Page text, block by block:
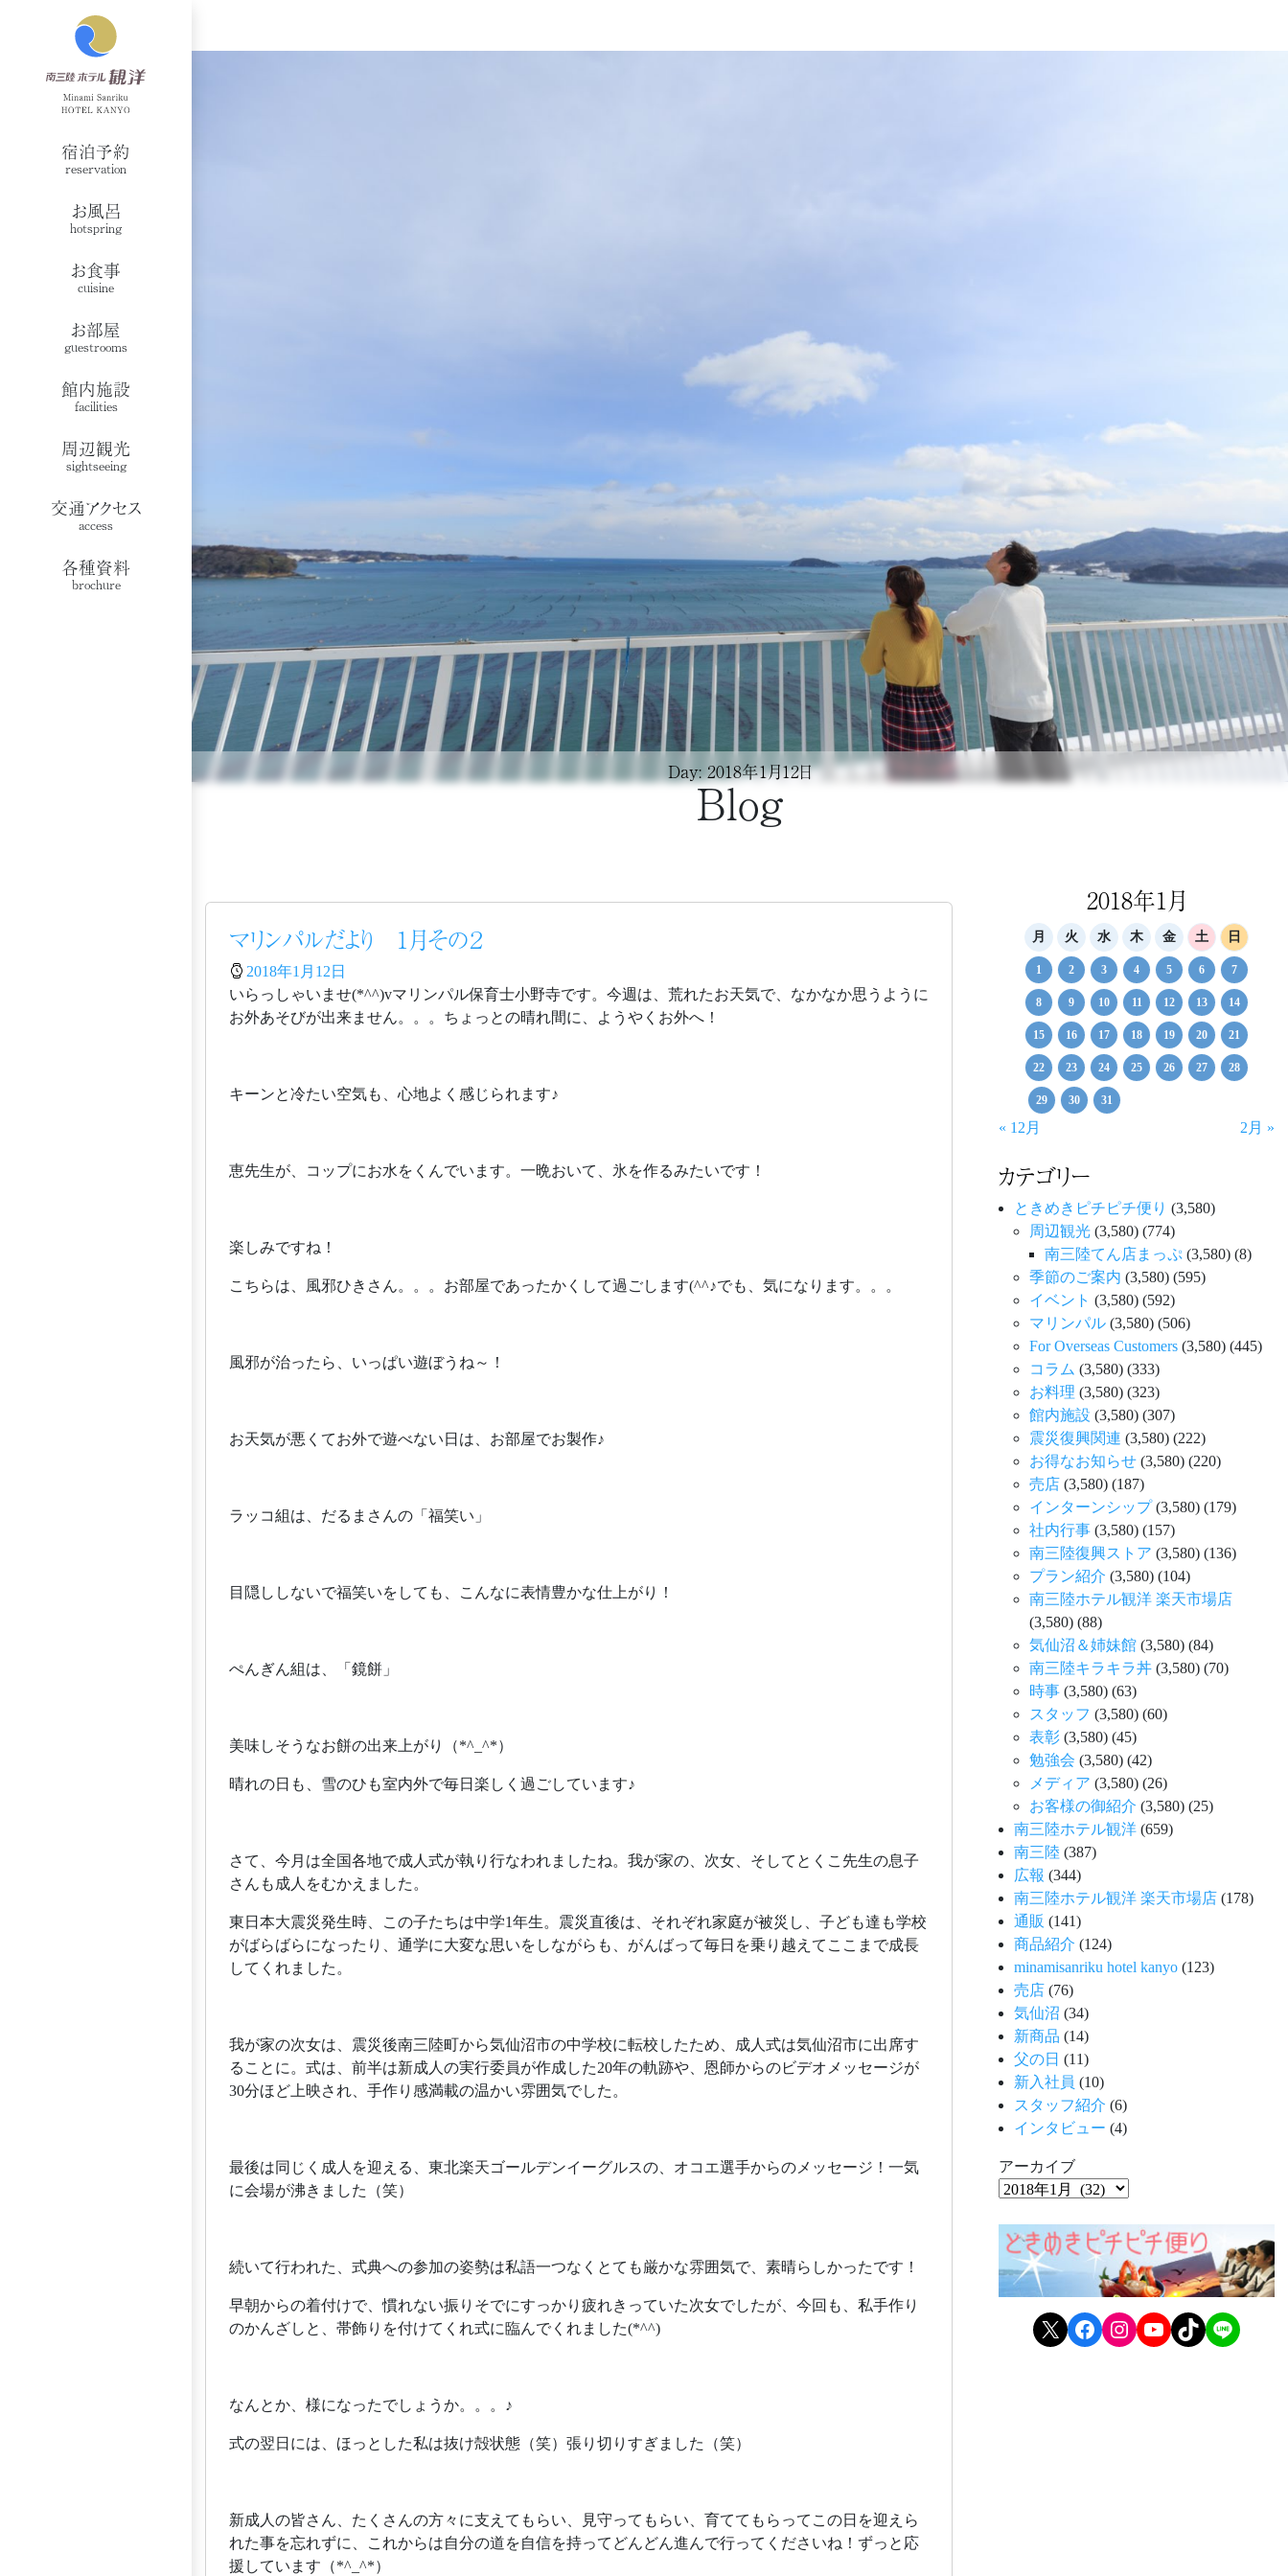
宿泊予約
reservation
お風呂
hotspring
お食事
cuisine
お部屋
guestrooms
館内施設
facilities
周辺観光
sightseeing
交通アクセス
access
各種資料
brochure
Day: 2018年1月12日
Blog
マリンパルだより 1月その２
2018年1月12日
いらっしゃいませ(*^^)vマリンパル保育士小野寺です。今週は、荒れたお天気で、なかなか思うように
お外あそびが出来ません。。。ちょっとの晴れ間に、ようやくお外へ！
キーンと冷たい空気も、心地よく感じられます♪
恵先生が、コップにお水をくんでいます。一晩おいて、氷を作るみたいです！
楽しみですね！
こちらは、風邪ひきさん。。。お部屋であったかくして過ごします(^^♪でも、気になります。。。
風邪が治ったら、いっぱい遊ぼうね～！
お天気が悪くてお外で遊べない日は、お部屋でお製作♪
ラッコ組は、だるまさんの「福笑い」
目隠ししないで福笑いをしても、こんなに表情豊かな仕上がり！
ぺんぎん組は、「鏡餅」
美味しそうなお餅の出来上がり（*^_^*）
晴れの日も、雪のひも室内外で毎日楽しく過ごしています♪
さて、今月は全国各地で成人式が執り行なわれましたね。我が家の、次女、そしてとくこ先生の息子
さんも成人をむかえました。
東日本大震災発生時、この子たちは中学1年生。震災直後は、それぞれ家庭が被災し、子ども達も学校
がばらばらになったり、通学に大変な思いをしながらも、がんばって毎日を乗り越えてここまで成長
してくれました。
我が家の次女は、震災後南三陸町から気仙沼市の中学校に転校したため、成人式は気仙沼市に出席す
ることに。式は、前半は新成人の実行委員が作成した20年の軌跡や、恩師からのビデオメッセージが
30分ほど上映され、手作り感満載の温かい雰囲気でした。
最後は同じく成人を迎える、東北楽天ゴールデンイーグルスの、オコエ選手からのメッセージ！一気
に会場が沸きました（笑）
続いて行われた、式典への参加の姿勢は私語一つなくとても厳かな雰囲気で、素晴らしかったです！
早朝からの着付けで、慣れない振りそでにすっかり疲れきっていた次女でしたが、今回も、私手作り
のかんざしと、帯飾りを付けてくれ式に臨んでくれました(*^^)
なんとか、様になったでしょうか。。。♪
式の翌日には、ほっとした私は抜け殻状態（笑）張り切りすぎました（笑）
新成人の皆さん、たくさんの方々に支えてもらい、見守ってもらい、育ててもらってこの日を迎えら
れた事を忘れずに、これからは自分の道を自信を持ってどんどん進んで行ってくださいね！ずっと応
援しています（*^_^*）
2018年1月
月 火 水 木 金 土 日
1 2 3 4 5 6 7
8 9 10 11 12 13 14
15 16 17 18 19 20 21
22 23 24 25 26 27 28
29 30 31
« 12月 2月 »
カテゴリー
ときめきピチピチ便り (3,580)
周辺観光 (3,580) (774)
南三陸てん店まっぷ (3,580) (8)
季節のご案内 (3,580) (595)
イベント (3,580) (592)
マリンパル (3,580) (506)
For Overseas Customers (3,580) (445)
コラム (3,580) (333)
お料理 (3,580) (323)
館内施設 (3,580) (307)
震災復興関連 (3,580) (222)
お得なお知らせ (3,580) (220)
売店 (3,580) (187)
インターンシップ(3,580) (179)
社内行事 (3,580) (157)
南三陸復興ストア (3,580) (136)
プラン紹介 (3,580) (104)
南三陸ホテル観洋 楽天市場店
(3,580) (88)
気仙沼＆姉妹館 (3,580) (84)
南三陸キラキラ丼 (3,580) (70)
時事 (3,580) (63)
スタッフ (3,580) (60)
表彰 (3,580) (45)
勉強会 (3,580) (42)
メディア (3,580) (26)
お客様の御紹介 (3,580) (25)
南三陸ホテル観洋 (659)
南三陸 (387)
広報 (344)
南三陸ホテル観洋 楽天市場店 (178)
通販 (141)
商品紹介 (124)
minamisanriku hotel kanyo (123)
売店 (76)
気仙沼 (34)
新商品 (14)
父の日 (11)
新入社員 (10)
スタッフ紹介 (6)
インタビュー (4)
アーカイブ
X Facebook Instagram YouTube TikTok LINE